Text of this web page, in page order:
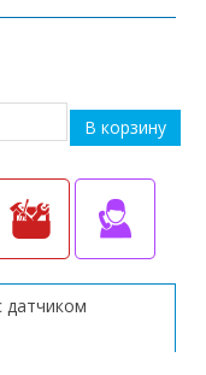
датчиком